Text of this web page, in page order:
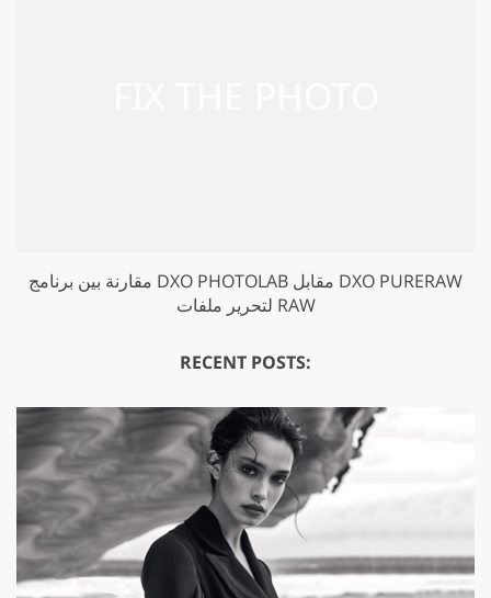
مقارنة بين برنامج DXO PHOTOLAB مقابل DXO PURERAW
لتحرير ملفات RAW
RECENT POSTS: